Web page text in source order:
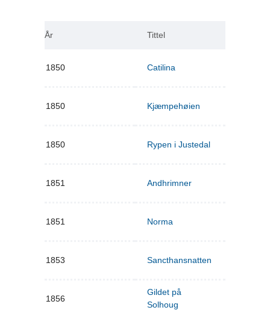
År Tittel
1850 Catilina
1850 Kjæmpehøien
1850 Rypen i Justedal
1851 Andhrimner
1851 Norma
1853 Sancthansnatten
1856
Gildet på
Solhoug